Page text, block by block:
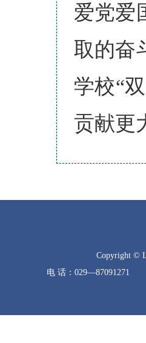
爱党爱
取的奋
学校“
贡献更
Copyright ©
电 话：029—87091271